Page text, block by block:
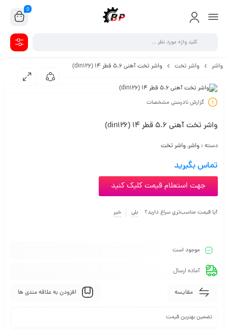
0
واشر واشر تخت واشر تخت آهنی 5.6 قطر 14 (din126)
گزارش نادرستی مشخصات
واشر تخت آهنی 5.6 قطر 14 (din126)
دسته : واشر,واشر تخت
تماس بگیرید
جهت استعلام قیمت کلیک کنید
آیا قیمت مناسب‌تری سراغ دارید؟ بلی خیر
موجود است
آماده ارسال
مقایسه افزودن به علاقه مندی ها
تضمین بهترین قیمت